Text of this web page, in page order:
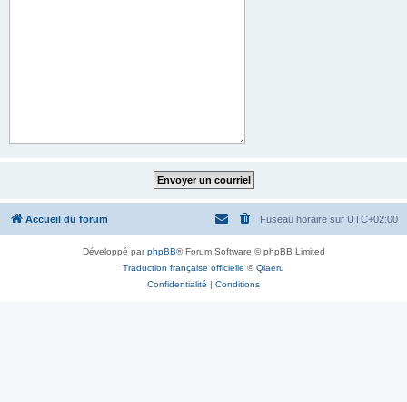
Accueil du forum Fuseau horaire sur UTC+02:00
Développé parphpBB® Forum Software © phpBB Limited
Traduction française officielle ©Qiaeru
Confidentialité | Conditions